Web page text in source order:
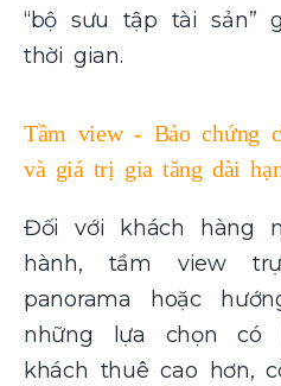
“bộ sưu tập tài sản”
thời gian.
Tầm view - Bảo chứng
và giá trị gia tăng dài
Đối với khách hàng
hành, tầm view
panorama hoặc
những lựa chọn
khách thuê cao hơn,